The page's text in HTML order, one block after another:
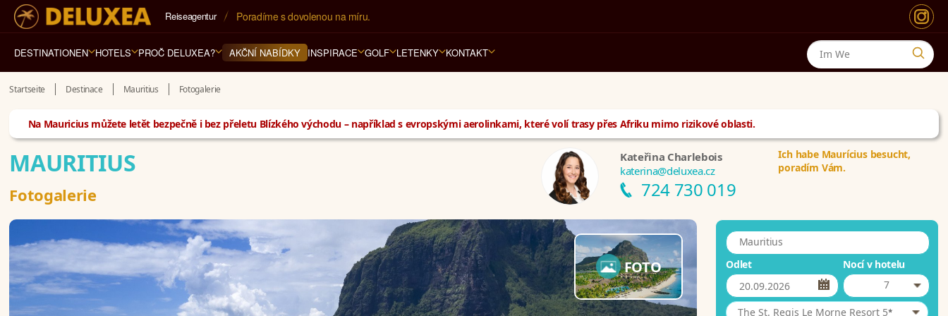
Reiseagentur 5* cestovní kancelář na luxusní dovolenou od 100.000 Kč.
DESTINATIONEN HOTELS PROČ DELUXEA? AKČNÍ NABÍDKY INSPIRACE GOLF LETENKY KONTAKT
Startseite Destinace Mauritius Fotogalerie
Na Mauricius můžete letět bezpečně i bez přeletu Blízkého východu – například s evropskými aerolinkami, které volí trasy přes Afriku mimo rizikové oblasti.
MAURITIUS
Fotogalerie
Kateřina Charlebois
katerina@deluxea.cz
724 730 019
Ich habe Maurícius besucht,
poradím Vám.
FOTO
Mauritius
Odlet
Nocí v hotelu
7
The St. Regis Le Morne Resort 5*